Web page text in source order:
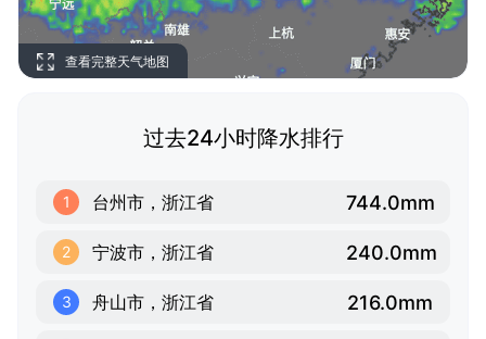
查看完整天气地图
过去24小时降水排行
1 台州市，浙江省 744.0mm
2 宁波市，浙江省 240.0mm
3 舟山市，浙江省 216.0mm